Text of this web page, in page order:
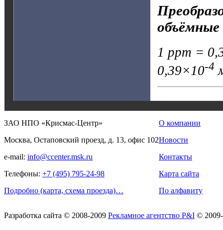
объёмные
1 ppm =
0,39×10-4
ЗАО НПО «Крисмас-Центр»
Москва, Остаповский проезд, д. 13, офис 102
e-mail: info@ccenter.msk.ru
Телефоны: +7 (495) 795-24-98
Подробно (карта, схема проезда)…
О компании
Новости
Контакты
Карта сайта
По алфавиту
Разработка сайта © 2008-2009 Рекламное агентство P&I ©